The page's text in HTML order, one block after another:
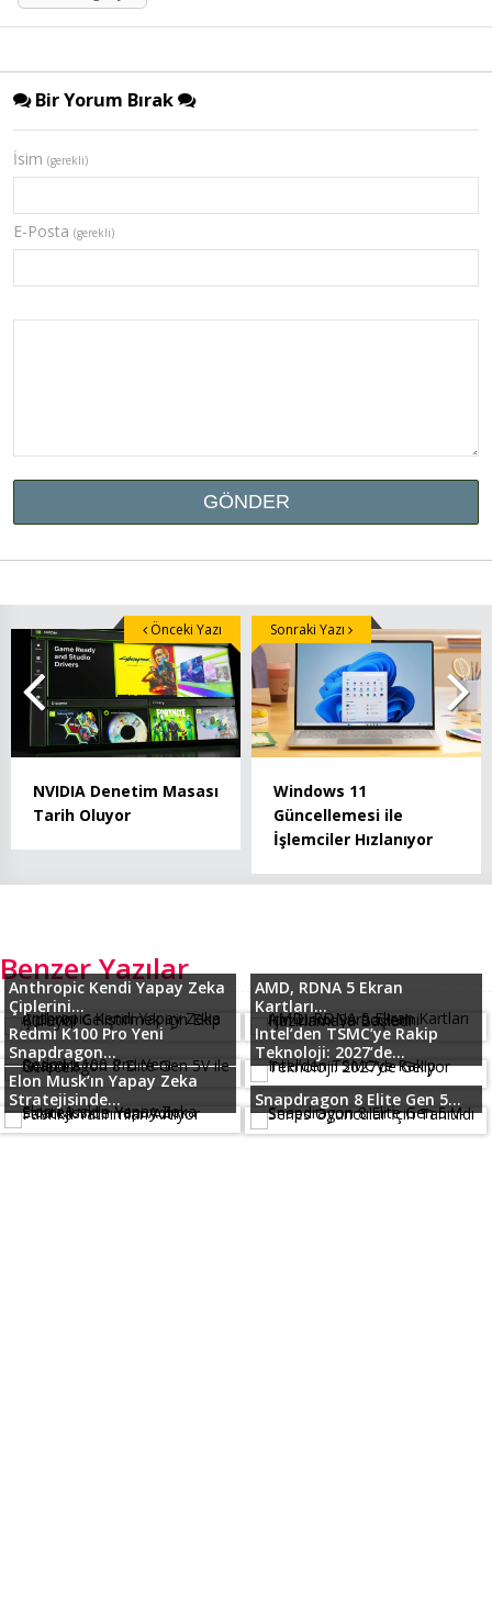
Bir Yorum Bırak
İsim (gerekli)
E-Posta (gerekli)
NVIDIA Denetim Masası
Tarih Oluyor
Önceki Yazı
Windows 11
Güncellemesi ile
İşlemciler Hızlanıyor
Sonraki Yazı
Benzer Yazılar
Anthropic Kendi Yapay Zeka
Çiplerini...
AMD, RDNA 5 Ekran
Kartları...
Redmi K100 Pro Yeni
Snapdragon...
Intel’den TSMC’ye Rakip
Teknoloji: 2027’de...
Elon Musk’ın Yapay Zeka
Stratejisinde...
Snapdragon 8 Elite Gen 5...